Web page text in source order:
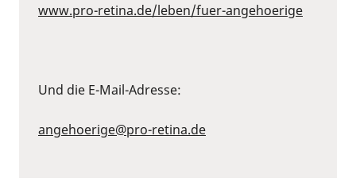
www.pro-retina.de/leben/fuer-angehoerige
Und die E-Mail-Adresse:
angehoerige@pro-retina.de